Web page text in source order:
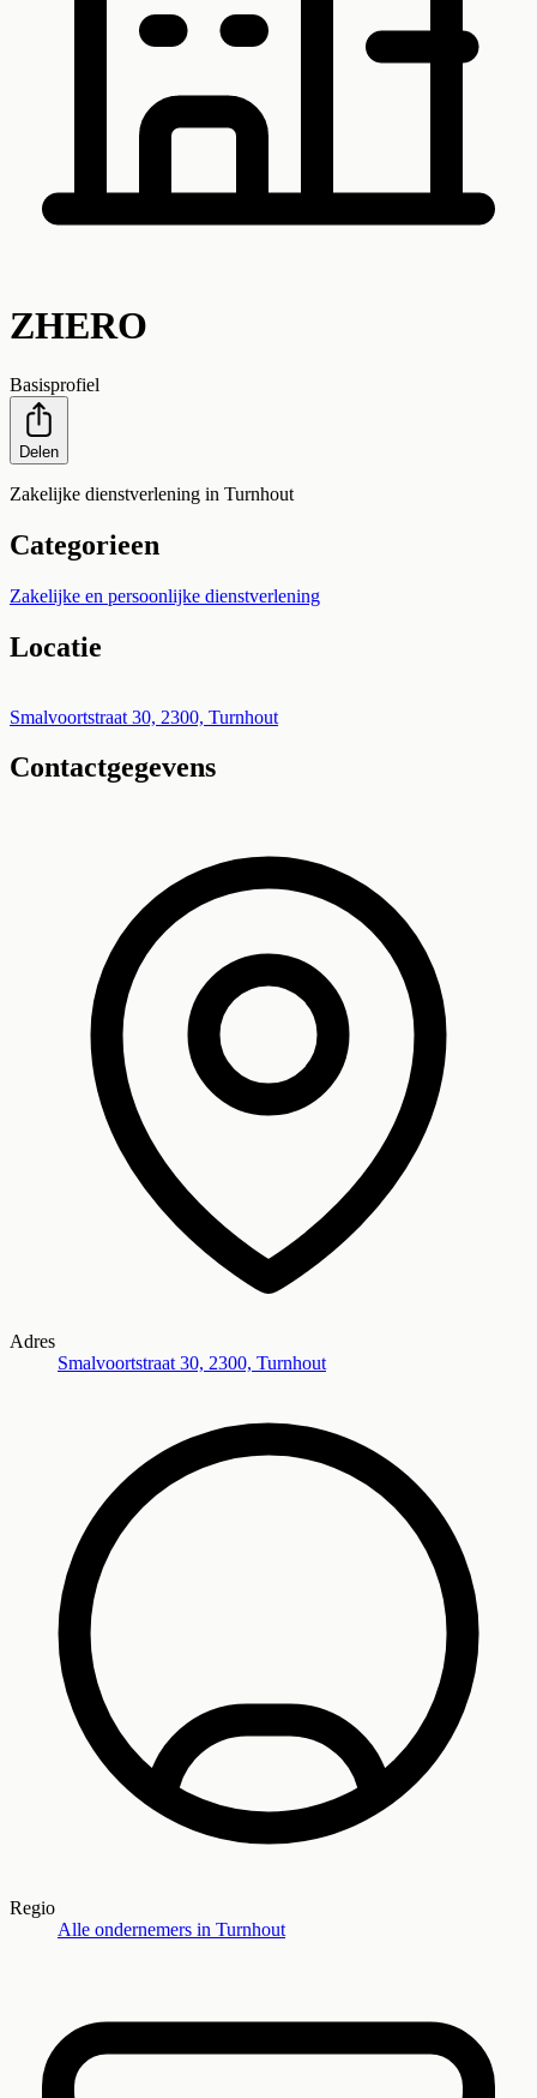
ZHERO
Basisprofiel
Delen
Zakelijke dienstverlening in Turnhout
Categorieen
Zakelijke en persoonlijke dienstverlening
Locatie
+
−
Smalvoortstraat 30, 2300, Turnhout
Contactgegevens
Adres
Smalvoortstraat 30, 2300, Turnhout
Regio
Alle ondernemers in Turnhout